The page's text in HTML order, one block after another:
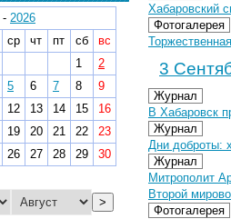
Хабаровский
Фотогалерея
3
Журнал
В Хабаровск
Журнал
Дни доброты:
Журнал
Митрополит
Второй
Фотогалерея
- 2026
ср чт пт сб
вс
1
2
5 6 7 8
9
12 13 14 15
16
19 20 21 22
23
26 27 28 29
30
>